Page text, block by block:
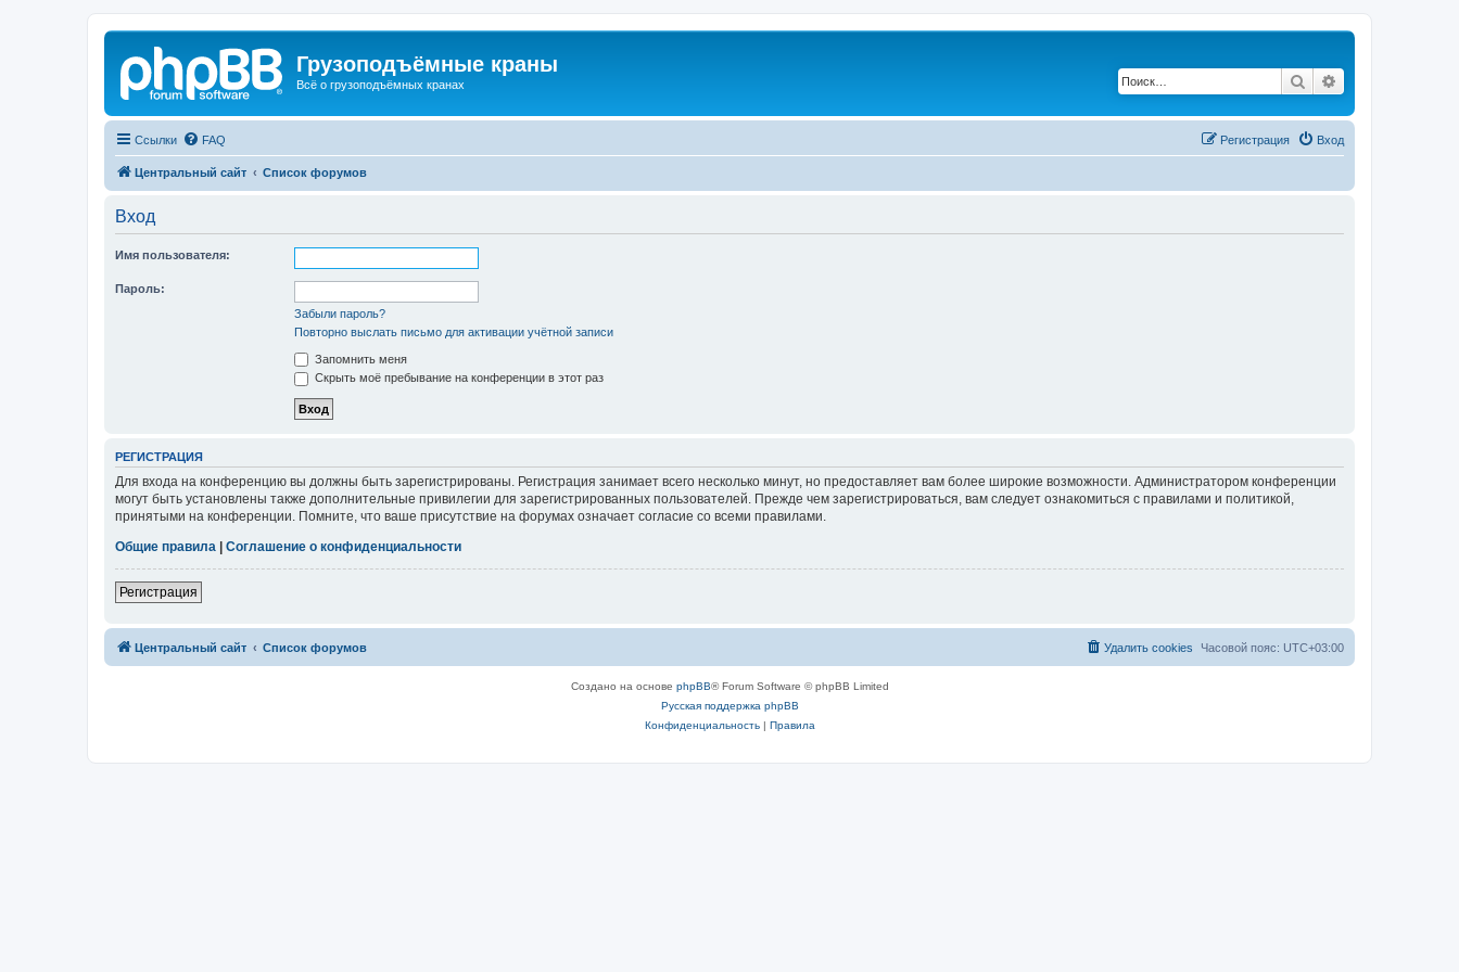
Грузоподъёмные краны
Всё о грузоподъёмных кранах Поиск
Ссылки FAQ Вход
Регистрация
Центральный сайт Список форумов
Вход
Имя пользователя:
Пароль:
Забыли пароль?
Повторно выслать письмо для активации учётной записи
Запомнить меня
Скрыть моё пребывание на конференции в этот раз
РЕГИСТРАЦИЯ
Для входа на конференцию вы должны быть зарегистрированы. Регистрация занимает всего несколько минут, но предоставляет вам более широкие возможности. Администратором конференции
могут быть установлены также дополнительные привилегии для зарегистрированных пользователей. Прежде чем зарегистрироваться, вам следует ознакомиться с правилами и политикой,
принятыми на конференции. Помните, что ваше присутствие на форумах означает согласие со всеми правилами.
Общие правила
Соглашение о конфиденциальности
Регистрация
Центральный сайт Список форумов Часовой пояс: UTC+03:00
Удалить cookies
Создано на основе phpBB® Forum Software © phpBB Limited
Русская поддержка phpBB
Конфиденциальность| Правила